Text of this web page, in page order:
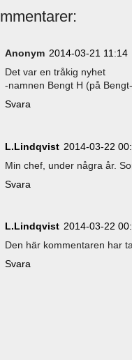
Anonym 2014-03-21 11:14
Det var en tråkig nyhet
-namnen Bengt H (på
Svara
L.Lindqvist 2014-03-22
Min chef, under några år.
Svara
L.Lindqvist 2014-03-22
Den här kommentaren har
Svara